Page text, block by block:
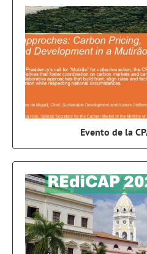
Evento de la